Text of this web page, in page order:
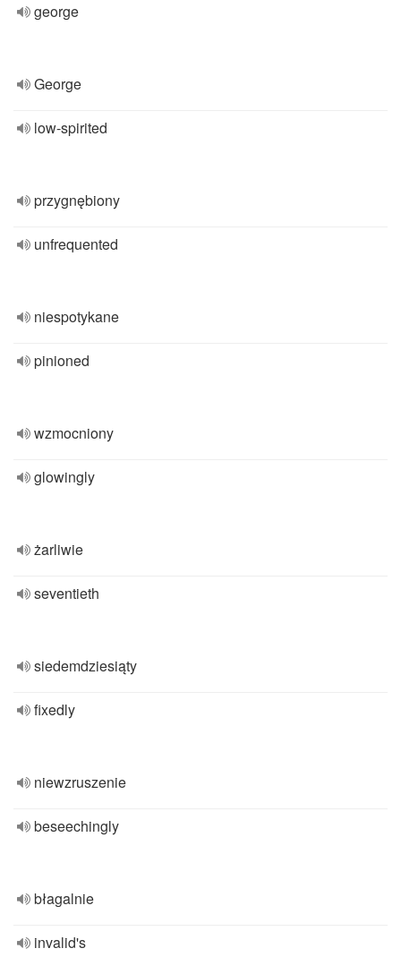
george
George
low-spirited
przygnębiony
unfrequented
niespotykane
pinioned
wzmocniony
glowingly
żarliwie
seventieth
siedemdziesiąty
fixedly
niewzruszenie
beseechingly
błagalnie
invalid's